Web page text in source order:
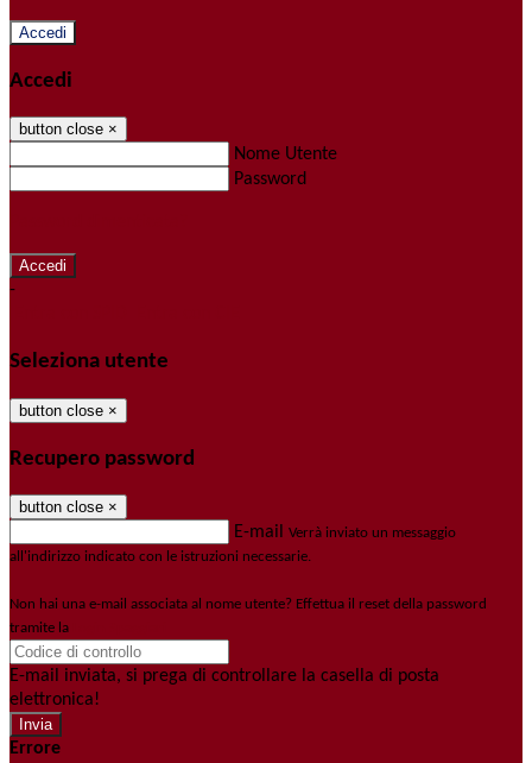
Accedi
Accedi
button close ×
Nome Utente
Password
-
Seleziona utente
button close ×
Recupero password
button close ×
E-mail Verrà inviato un messaggio
all'indirizzo indicato con le istruzioni necessarie.
Non hai una e-mail associata al nome utente? Effettua il reset della password
tramite la
E-mail inviata, si prega di controllare la casella di posta
elettronica!
Errore